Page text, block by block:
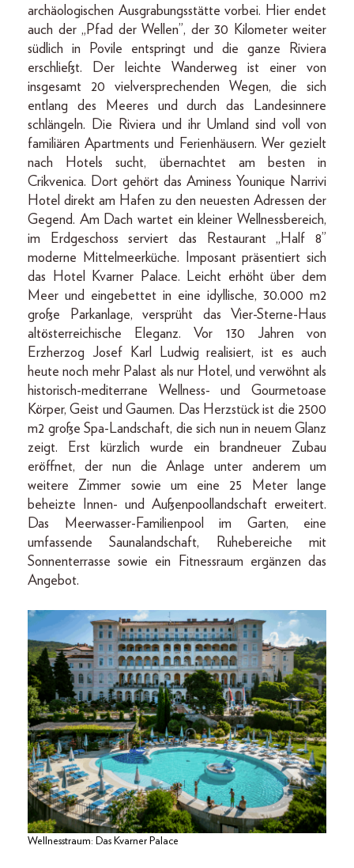
archäologischen Ausgrabungsstätte vorbei. Hier endet
auch der „Pfad der Wellen”, der 30 Kilometer weiter
südlich in Povile entspringt und die ganze Riviera
erschließt. Der leichte Wanderweg ist einer von
insgesamt 20 vielversprechenden Wegen, die sich
entlang des Meeres und durch das Landesinnere
schlängeln. Die Riviera und ihr Umland sind voll von
familiären Apartments und Ferienhäusern. Wer gezielt
nach Hotels sucht, übernachtet am besten in
Crikvenica. Dort gehört das Aminess Younique Narrivi
Hotel direkt am Hafen zu den neuesten Adressen der
Gegend. Am Dach wartet ein kleiner Wellnessbereich,
im Erdgeschoss serviert das Restaurant „Half 8”
moderne Mittelmeerküche. Imposant präsentiert sich
das Hotel Kvarner Palace. Leicht erhöht über dem
Meer und eingebettet in eine idyllische, 30.000 m2
große Parkanlage, versprüht das Vier-Sterne-Haus
altösterreichische Eleganz. Vor 130 Jahren von
Erzherzog Josef Karl Ludwig realisiert, ist es auch
heute noch mehr Palast als nur Hotel, und verwöhnt als
historisch-mediterrane Wellness- und Gourmetoase
Körper, Geist und Gaumen. Das Herzstück ist die 2500
m2 große Spa-Landschaft, die sich nun in neuem Glanz
zeigt. Erst kürzlich wurde ein brandneuer Zubau
eröffnet, der nun die Anlage unter anderem um
weitere Zimmer sowie um eine 25 Meter lange
beheizte Innen- und Außenpoollandschaft erweitert.
Das Meerwasser-Familienpool im Garten, eine
umfassende Saunalandschaft, Ruhebereiche mit
Sonnenterrasse sowie ein Fitnessraum ergänzen das
Angebot.
Wellnesstraum: Das Kvarner Palace